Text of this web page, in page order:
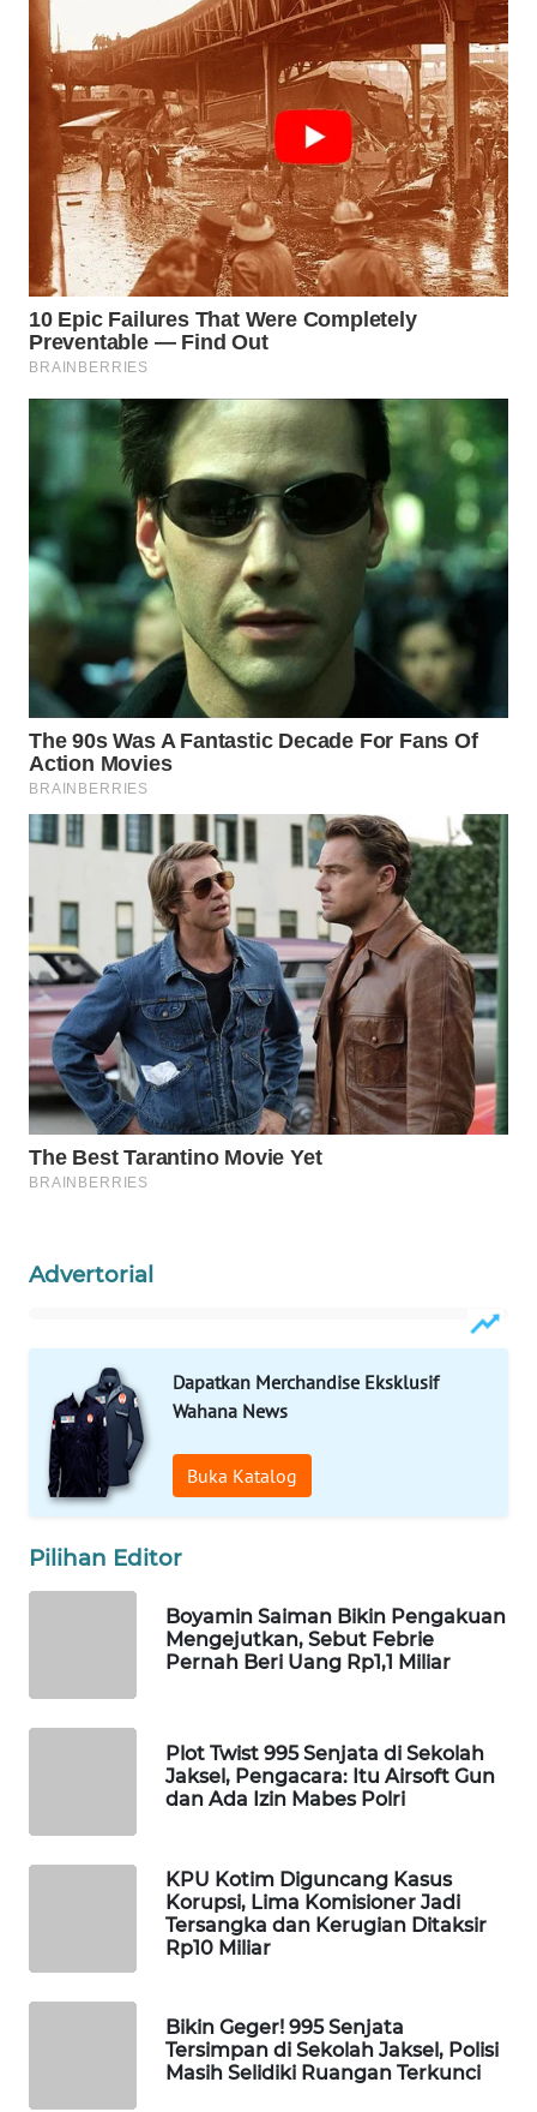
Advertorial
Dapatkan Merchandise Eksklusif
Wahana News
Buka Katalog
Pilihan Editor
Boyamin Saiman Bikin Pengakuan
Mengejutkan, Sebut Febrie
Pernah Beri Uang Rp1,1 Miliar
Plot Twist 995 Senjata di Sekolah
Jaksel, Pengacara: Itu Airsoft Gun
dan Ada Izin Mabes Polri
KPU Kotim Diguncang Kasus
Korupsi, Lima Komisioner Jadi
Tersangka dan Kerugian Ditaksir
Rp10 Miliar
Bikin Geger! 995 Senjata
Tersimpan di Sekolah Jaksel, Polisi
Masih Selidiki Ruangan Terkunci
Media
Group
WAHANA
NEWS
WAHANA
TANI
WAHANA
ADVOKAT
WAHANA
WAHANA
KONSUMEN
WAHANA
LISTRIK
WAHANA
TRAVEL
WAHANA
TV
WAHANANEWS
ID
WAHANANEWS
CO ID
WAHANANEWS
NET
WAHANA
SPORT
WAHANA
UMKM
SELEB
WAHANA
OTOMOTIF
WAHANA
MASYARAKAT
KELISTRIKAN